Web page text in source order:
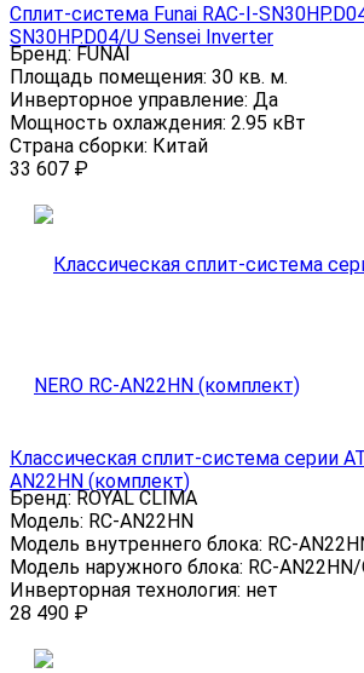
Сплит-система Funai RAC-I-
SN30HP.D04/U Sensei Inverter
Бренд:FUNAI
Площадь помещения: 30 кв. м.
Инверторное управление: Да
Мощность охлаждения: 2.95 кВт
Страна сборки: Китай
33 607 ₽
Классическая сплит-система серии
AN22HN (комплект)
Бренд:ROYAL CLIMA
Модель: RC-AN22HN
Модель внутреннего блока: RC-
Модель наружного блока: RC-
Инверторная технология: нет
28 490 ₽